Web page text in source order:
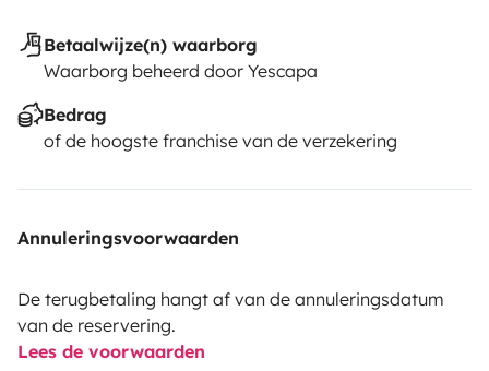
Betaalwijze(n) waarborg
Waarborg beheerd door Yescapa
Bedrag
of de hoogste franchise van de verzekering
Annuleringsvoorwaarden
De terugbetaling hangt af van de annuleringsdatum
van de reservering.
Lees de voorwaarden